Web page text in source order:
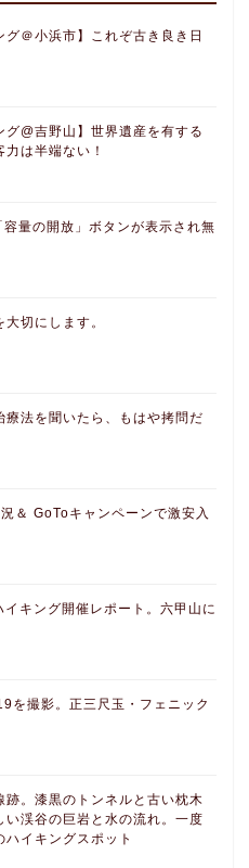
グ＠小浜市】これぞ古き良き日
グ@吉野山】世界遺産を有する
は半端ない！
量の開放」ボタンが表示され無
切にします。
療法を聞いたら、もはや拷問だ
＆ GoToキャンペーンで激安入
キング開催レポート。六甲山に
を撮影。正三尺玉・フェニック
跡。漆黒のトンネルと古い枕木
い渓谷の巨岩と水の流れ。一度
イキングスポット